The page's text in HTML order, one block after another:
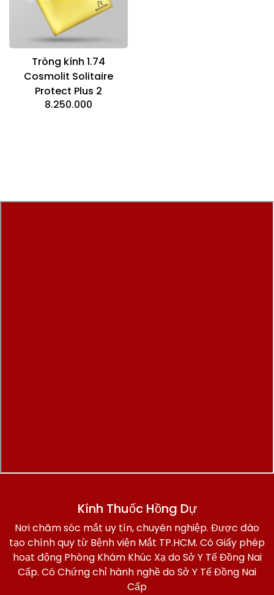
Tròng kính 1.74
Cosmolit Solitaire
Protect Plus 2
8.250.000
Kính Thuốc Hồng Dự
Nơi chăm sóc mắt uy tín, chuyên nghiệp. Được đào
tạo chính quy từ Bệnh viện Mắt TP.HCM. Có Giấy phép
hoạt động Phòng Khám Khúc Xạ do Sở Y Tế Đồng Nai
Cấp. Có Chứng chỉ hành nghề do Sở Y Tế Đồng Nai
Cấp